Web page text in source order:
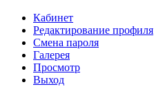
Кабинет
Редактирование профиля
Смена пароля
Галерея
Просмотр
Выход